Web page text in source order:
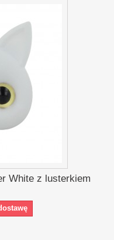
White z lusterkiem